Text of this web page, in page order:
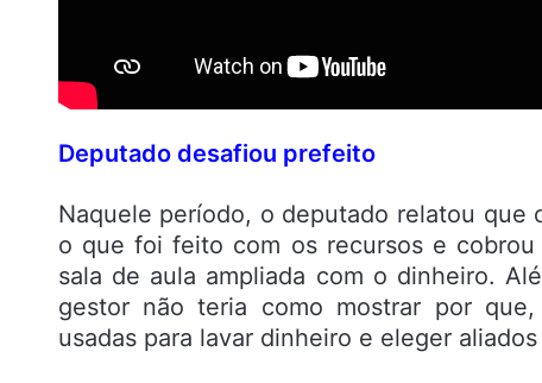
Deputado desafiou prefeito
Naquele período, o deputado relatou que
o que foi feito com os recursos e
sala de aula ampliada com o dinheiro.
gestor não teria como mostrar por
usadas para lavar dinheiro e eleger